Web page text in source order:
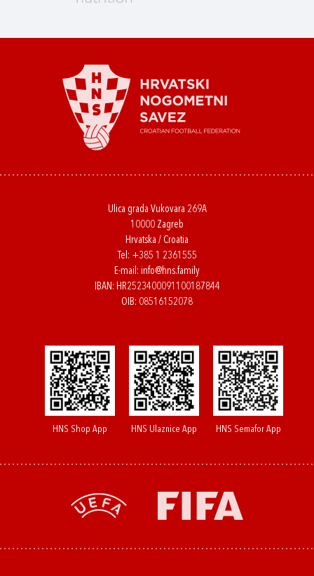
Ulica grada Vukovara 269A
10000 Zagreb
Hrvatska / Croatia
Tel: +385 1 2361555
E-mail: info@hns.family
IBAN: HR2523400091100187844
OIB: 08516152078
HNS Shop App HNS Ulaznice App HNS Semafor App